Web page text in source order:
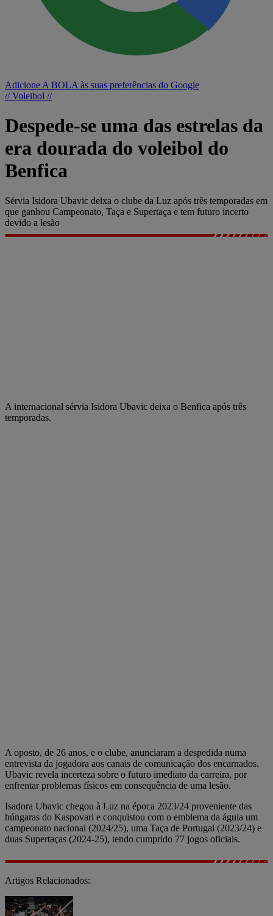
Adicione A BOLA às suas preferências do Google
// Voleibol //
Despede-se uma das estrelas da
era dourada do voleibol do
Benfica
Sérvia Isidora Ubavic deixa o clube da Luz após três temporadas em
que ganhou Campeonato, Taça e Supertaça e tem futuro incerto
devido a lesão
A internacional sérvia Isidora Ubavic deixa o Benfica após três
temporadas.
A oposto, de 26 anos, e o clube, anunciaram a despedida numa
entrevista da jogadora aos canais de comunicação dos encarnados.
Ubavic revela incerteza sobre o futuro imediato da carreira, por
enfrentar problemas físicos em consequência de uma lesão.
Isadora Ubavic chegou à Luz na época 2023/24 proveniente das
húngaras do Kaspovari e conquistou com o emblema da águia um
campeonato nacional (2024/25), uma Taça de Portugal (2023/24) e
duas Supertaças (2024-25), tendo cumprido 77 jogos oficiais.
Artigos Relacionados: